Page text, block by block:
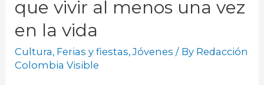
que vivir al menos una vez
en la vida
Cultura, Ferias y fiestas,Jóvenes / By Redacción
Colombia Visible